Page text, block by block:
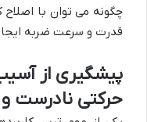
چگونه می توان با
قدرت و سرعت ضربه
پیشگیری از
حرکتی نادرست و